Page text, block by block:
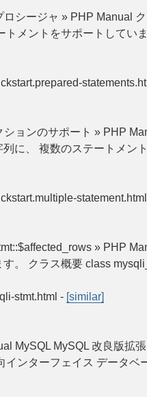
シージャ » PHP Manual
トメントをサポートしてい
ョンのサポート » PHP
に、 複数のステートメ
statement.html
» PHP
。 クラス概要 class
stmt.html - [similar]
MySQL MySQL 改良版拡
インターフェイス データ